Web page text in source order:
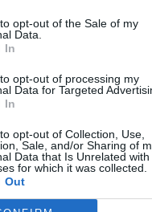
opt-out of the Sale of my
Data.
In
opt-out of processing my
Data for Targeted
In
opt-out of Collection, Use,
Sale, and/or Sharing of
Data that Is Unrelated
for which it was collected.
Out
Me
Para§rafs bevakning av